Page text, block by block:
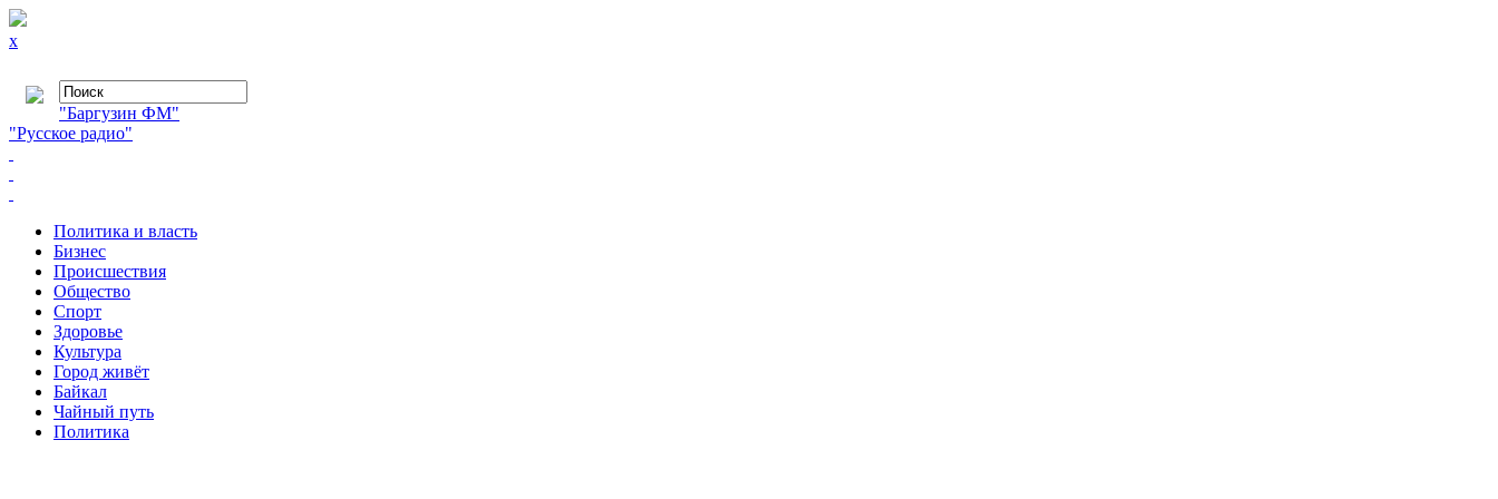
x
"Баргузин ФМ"
"Русское радио"
Политика и власть
Бизнес
Происшествия
Общество
Cпорт
Здоровье
Культура
Город живёт
Байкал
Чайный путь
Политика